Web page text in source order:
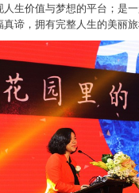
人生价值与梦想的平台；是
谛，拥有完整人生的美丽旅